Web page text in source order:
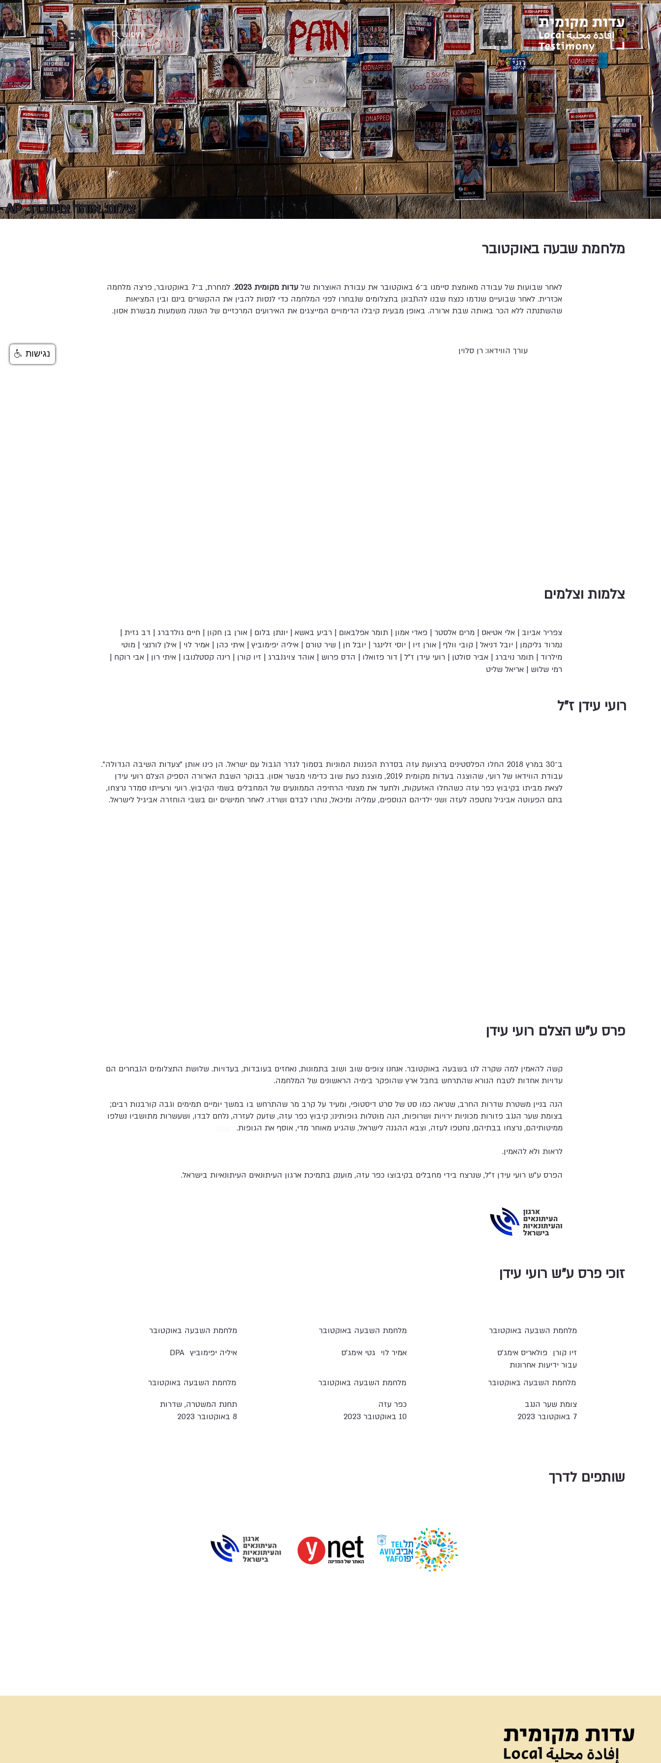
חיפוש EN
Menu
צילום: אוהד צויגנברג, AP
מלחמת שבעה באוקטובר
לאחר שבועות של עבודה מאומצת סיימנו ב־6 באוקטובר את עבודת האוצרות של עדות מקומית 2023
. למחרת, ב־7 באוקטובר, פרצה מלחמה
אכזרית. לאחר שבועיים שנדמו כנצח שבנו להתבונן בתצלומים שנבחרו לפני המלחמה כדי לנסות להבין את ההקשרים בינם ובין המציאות
שהשתנתה ללא הכר באותה שבת ארורה. באופן מבעית קיבלו הדימויים המייצגים את האירועים המרכזיים של השנה משמעות מבשרת אסון.
עורך הווידאו: רן סלוין
צלמות וצלמים
צפריר אביוב | אלי אטיאס | מרים אלסטר | פאדי אמון | תומר אפלבאום | רביע באשא | יונתן בלום | אורן בן חקון | חיים גולדברג | דב גזית |
נמרוד גליקמן | יובל דניאל | קובי וולף | אורן זיו | יוסי זלינגר | יובל חן | שיר טורם | איליה יפימוביץ | איתי כהן | אמיר לוי | אילן לורנצי | מוטי
מילרוד | תומר נויברג | אביר סולטן | רועי עידן ז"ל | דור פזואלו | הדס פרוש | אוהד צויגנברג | זיו קורן | רינה קסטלנובו | איתי רון | אבי רוקח |
רמי שלוש | אריאל שליט
רועי עידן ז"ל
ב־30 במרץ 2018 החלו הפלסטינים ברצועת עזה בסדרת הפגנות המוניות בסמוך לגדר הגבול עם ישראל. הן כינו אותן "צעדות השיבה הגדולה".
עבודת הווידאו של רועי, שהוצגה בעדות מקומית 2019, מוצגת כעת שוב כדימוי מבשר אסון. בבוקר השבת הארורה הספיק הצלם רועי עידן
לצאת מביתו בקיבוץ כפר עזה כשהחלו האזעקות, ולתעד את מצנחי הרחיפה הממונעים של המחבלים בשמי הקיבוץ. רועי ורעייתו סמדר נרצחו,
בתם הפעוטה אביגיל נחטפה לעזה ושני ילדיהם הנוספים, עמליה ומיכאל, נותרו לבדם ושרדו. לאחר חמישים יום בשבי הוחזרה אביגיל לישראל.
פרס ע"ש הצלם רועי עידן
קשה להאמין למה שקרה לנו בשבעה באוקטובר. אנחנו צופים שוב ושוב בתמונות, נאחזים בעובדות, בעדויות. שלושת התצלומים הנבחרים הם
עדויות אחדות לטבח הנורא שהתרחש בחבל ארץ שהופקר בימיה הראשונים של המלחמה.
הנה בניין משטרת שדרות החרב, שנראה כמו סט של סרט דיסטופי, ומעיד על קרב מר שהתרחש בו במשך יומיים תמימים וגבה קורבנות רבים;
בצומת שער הנגב פזורות מכוניות ירויות ושרופות, הנה מוטלות גופותינו; קיבוץ כפר עזה, שזעק לעזרה, נלחם לבדו, ושעשרות מתושביו נשלפו
ממיטותיהם, נרצחו בבתיהם, נחטפו לעזה, וצבא ההגנה לישראל, שהגיע מאוחר מדי, אוסף את הגופות.
לראות ולא להאמין.
הפרס ע"ש רועי עידן ז"ל, שנרצח בידי מחבלים בקיבוצו כפר עזה, מוענק בתמיכת ארגון העיתונאים העיתונאיות בישראל.
זוכי פרס ע"ש רועי עידן
מלחמת השבעה באוקטובר
פולאריס אימג'ס זיו קורן
עבור ידיעות אחרונות
מלחמת השבעה באוקטובר
צומת שער הנגב
7 באוקטובר 2023
מלחמת השבעה באוקטובר
גטי אימג'ס אמיר לוי
מלחמת השבעה באוקטובר
כפר עזה
10 באוקטובר 2023
מלחמת השבעה באוקטובר
DPA איליה יפימוביץ
מלחמת השבעה באוקטובר
תחנת המשטרה, שדרות
8 באוקטובר 2023
שותפים לדרך
נגישות